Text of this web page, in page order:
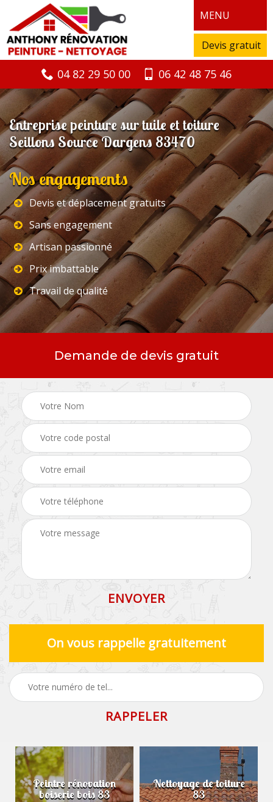
MENU
Devis gratuit
04 82 29 50 00 06 42 48 75 46
Entreprise peinture sur tuile et toiture
Seillons Source Dargens 83470
Nos engagements
Devis et déplacement gratuits
Sans engagement
Artisan passionné
Prix imbattable
Travail de qualité
Demande de devis gratuit
On vous rappelle gratuitement
Peintre rénovation
boiserie bois 83
Nettoyage de toiture
83